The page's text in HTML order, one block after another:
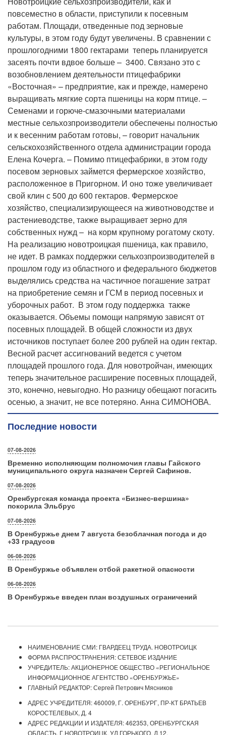
повсеместно в области, приступили к посевным
работам. Площади, отведенные под зерновые
культуры, в этом году будут увеличены. В сравнении с
прошлогодними 1800 гектарами теперь планируется
засеять почти вдвое больше – 3400. Связано это с
возобновлением деятельности птицефабрики
«Восточная» – предприятие, как и прежде, намерено
выращивать мягкие сорта пшеницы на корм птице. –
Семенами и горюче-смазочными материалами
местные сельхозпроизводители обеспечены полностью
и к весенним работам готовы, – говорит начальник
сельскохозяйственного отдела администрации города
Елена Кочерга. – Помимо птицефабрики, в этом году
посевом зерновых займется фермерское хозяйство,
расположенное в Пригорном. И оно тоже увеличивает
свой клин с 500 до 600 гектаров. Фермерское
хозяйство, специализирующееся на животноводстве и
растениеводстве, также выращивает зерно для
собственных нужд – на корм крупному рогатому скоту.
На реализацию новотроицкая пшеница, как правило,
не идет. В рамках поддержки сельхозпроизводителей в
прошлом году из областного и федерального бюджетов
выделялись средства на частичное погашение затрат
на приобретение семян и ГСМ в период посевных и
уборочных работ. В этом году поддержка также
оказывается. Объемы помощи напрямую зависят от
посевных площадей. В общей сложности из двух
источников поступает более 200 рублей на один гектар.
Весной расчет ассигнований ведется с учетом
площадей прошлого года. Для новотройчан, имеющих
теперь значительное расширение посевных площадей,
это, конечно, невыгодно. Но разницу обещают погасить
осенью, а значит, не все потеряно. Анна СИМОНОВА.
Последние новости
07-08-2026
Временно исполняющим полномочия главы Гайского
муниципального округа назначен Сергей Сафинов.
07-08-2026
Оренбургская команда проекта «Бизнес‑вершина»
покорила Эльбрус
07-08-2026
В Оренбуржье днем 7 августа безоблачная погода и до
+33 градусов
06-08-2026
В Оренбуржье объявлен отбой ракетной опасности
06-08-2026
В Оренбуржье введен план воздушных ограничений
НАИМЕНОВАНИЕ СМИ: ГВАРДЕЕЦ ТРУДА. НОВОТРОИЦК
ФОРМА РАСПРОСТРАНЕНИЯ: СЕТЕВОЕ ИЗДАНИЕ
УЧРЕДИТЕЛЬ: АКЦИОНЕРНОЕ ОБЩЕСТВО «РЕГИОНАЛЬНОЕ
ИНФОРМАЦИОННОЕ АГЕНТСТВО «ОРЕНБУРЖЬЕ»
ГЛАВНЫЙ РЕДАКТОР: Сергей Петрович Мясников
АДРЕС УЧРЕДИТЕЛЯ: 460009, Г. ОРЕНБУРГ, ПР-КТ БРАТЬЕВ
КОРОСТЕЛЕВЫХ, Д. 4
АДРЕС РЕДАКЦИИ И ИЗДАТЕЛЯ: 462353, ОРЕНБУРГСКАЯ
ОБЛАСТЬ, Г.НОВОТРОИЦК, УЛ.ГОРЬКОГО, Д.12.